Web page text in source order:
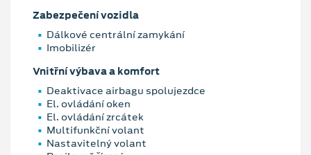
Zabezpečení vozidla
Dálkové centrální zamykání
Imobilizér
Vnitřní výbava a komfort
Deaktivace airbagu spolujezdce
El. ovládání oken
El. ovládání zrcátek
Multifunkční volant
Nastavitelný volant